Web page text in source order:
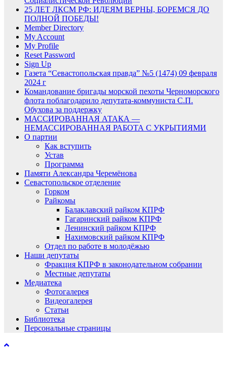
25 ЛЕТ ЛКСМ РФ: ИДЕЯМ ВЕРНЫ, БОРЕМСЯ ДО
ПОЛНОЙ ПОБЕДЫ!
Member Directory
My Account
My Profile
Reset Password
Sign Up
Газета “Севастопольская правда” №5 (1474) 09 февраля
2024 г
Командование бригады морской пехоты Черноморского
флота поблагодарило депутата-коммуниста С.П.
Обухова за поддержку
МАССИРОВАННАЯ АТАКА —
НЕМАССИРОВАННАЯ РАБОТА С УКРЫТИЯМИ
О партии
Как вступить
Устав
Программа
Памяти Александра Черемёнова
Севастопольское отделение
Горком
Райкомы
Балаклавский райком КПРФ
Гагаринский райком КПРФ
Ленинский райком КПРФ
Нахимовский райком КПРФ
Отдел по работе в молодёжью
Наши депутаты
Фракция КПРФ в законодательном собрании
Местные депутаты
Медиатека
Фотогалерея
Видеогалерея
Статьи
Библиотека
Персональные страницы